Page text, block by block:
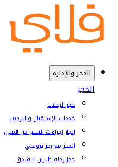
الحجز والإدارة
الحجز
حجز الرحلات
خدمات الإستقبال والترحيب
إنجاز إجراءات السفر من المنزل
الحجز مع رمز ترويجي
حجز رحلة طيران + فندق